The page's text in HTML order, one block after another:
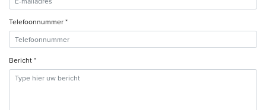
Telefoonnummer *
Bericht *